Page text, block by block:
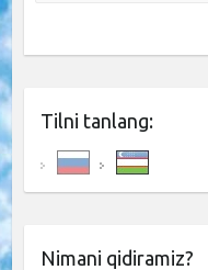
Tilni tanlang:
Nimani qidiramiz?